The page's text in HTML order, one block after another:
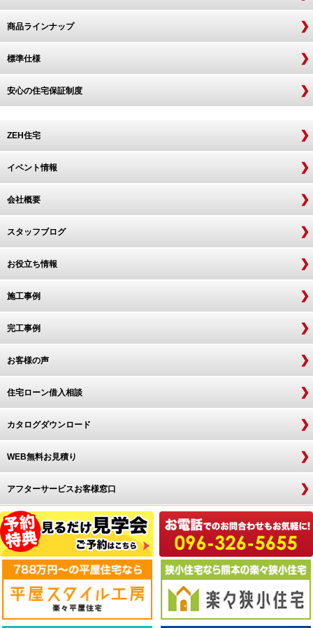
商品ラインナップ
標準仕様
安心の住宅保証制度
ZEH住宅
イベント情報
会社概要
スタッフブログ
お役立ち情報
施工事例
完工事例
お客様の声
住宅ローン借入相談
カタログダウンロード
WEB無料お見積り
アフターサービスお客様窓口